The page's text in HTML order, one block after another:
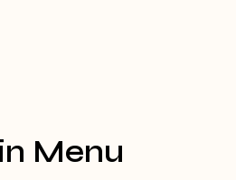
Menu